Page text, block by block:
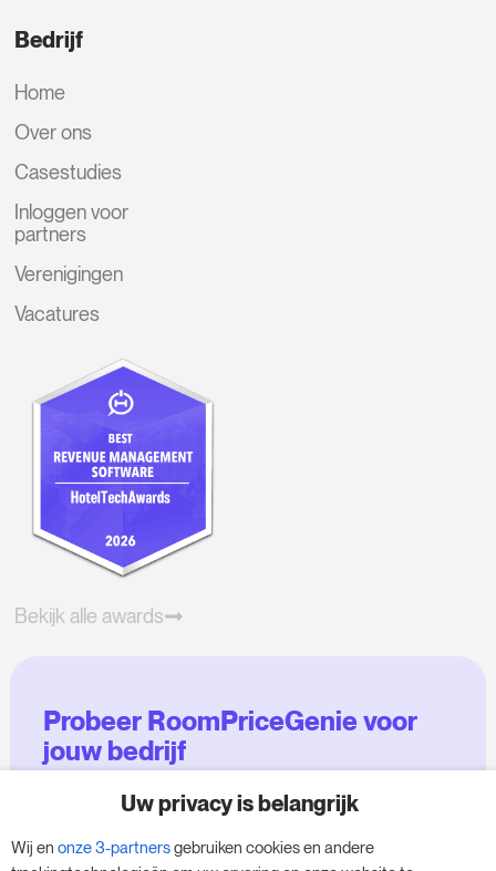
Bedrijf
Home
Over ons
Casestudies
Inloggen voor
partners
Verenigingen
Vacatures
Bekijk alle awards
Probeer RoomPriceGenie voor
jouw bedrijf
Maak gebruik van onze 14-daagse proefversie
en geef je bedrijf een boost - zonder
Uw privacy is belangrijk
Wij en onze 3-partnersgebruiken cookies en andere